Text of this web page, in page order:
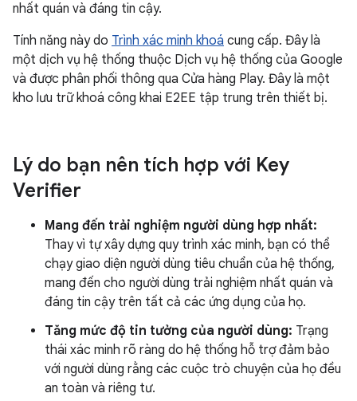
nhất quán và đáng tin cậy.
Tính năng này do Trình xác minh khoá cung cấp. Đây là
một dịch vụ hệ thống thuộc Dịch vụ hệ thống của Google
và được phân phối thông qua Cửa hàng Play. Đây là một
kho lưu trữ khoá công khai E2EE tập trung trên thiết bị.
Lý do bạn nên tích hợp với Key
Verifier
Mang đến trải nghiệm người dùng hợp nhất:
Thay vì tự xây dựng quy trình xác minh, bạn có thể
chạy giao diện người dùng tiêu chuẩn của hệ thống,
mang đến cho người dùng trải nghiệm nhất quán và
đáng tin cậy trên tất cả các ứng dụng của họ.
Tăng mức độ tin tưởng của người dùng: Trạng
thái xác minh rõ ràng do hệ thống hỗ trợ đảm bảo
với người dùng rằng các cuộc trò chuyện của họ đều
an toàn và riêng tư.